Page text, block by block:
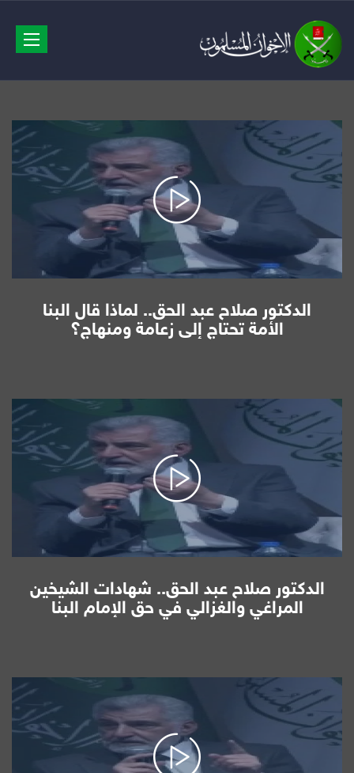
الدكتور صلاح عبد الحق.. لماذا قال البنا
الأمة تحتاج إلى زعامة ومنهاج؟
الدكتور صلاح عبد الحق.. شهادات الشيخين
المراغي والغزالي في حق الإمام البنا